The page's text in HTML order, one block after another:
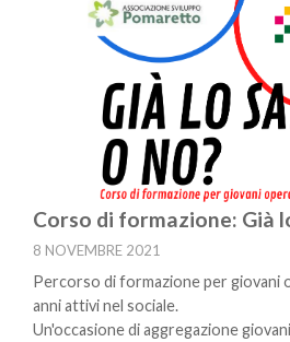
Corso di formazione: Già
8 NOVEMBRE 2021
Percorso di formazione per giovani
anni attivi nel sociale.
Un'occasione di aggregazione